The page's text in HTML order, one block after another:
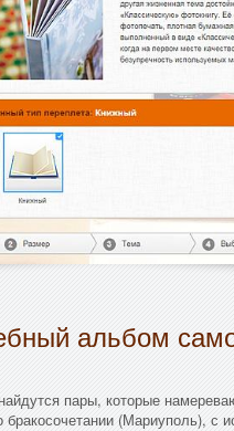
альбом
пары, которые
(Мариуполь), с